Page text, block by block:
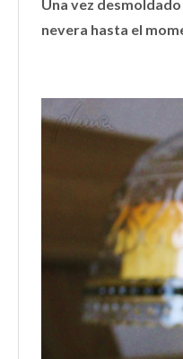
Una vez
nevera hasta el